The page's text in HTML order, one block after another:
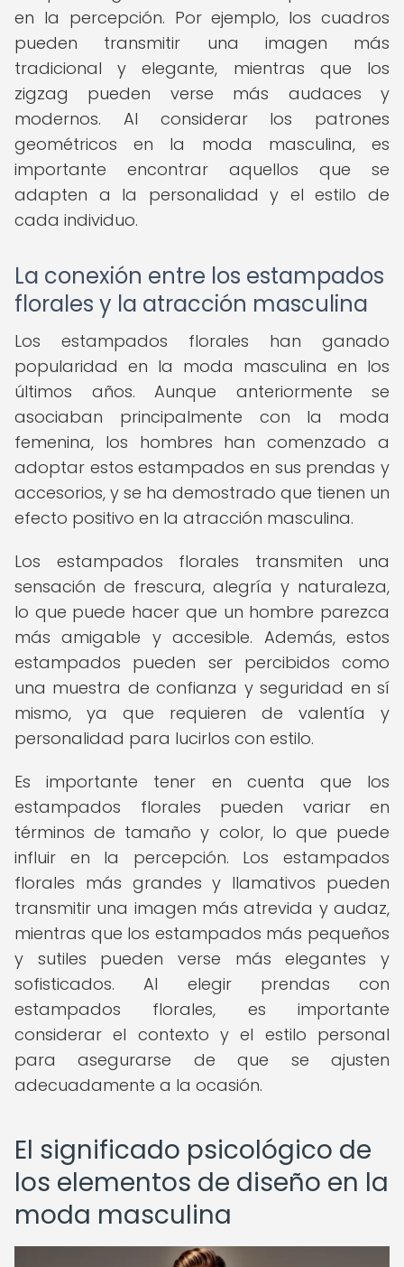
en la percepción. Por ejemplo, los cuadros
pueden transmitir una imagen más
tradicional y elegante, mientras que los
zigzag pueden verse más audaces y
modernos. Al considerar los patrones
geométricos en la moda masculina, es
importante encontrar aquellos que se
adapten a la personalidad y el estilo de
cada individuo.
La conexión entre los estampados
florales y la atracción masculina
Los estampados florales han ganado
popularidad en la moda masculina en los
últimos años. Aunque anteriormente se
asociaban principalmente con la moda
femenina, los hombres han comenzado a
adoptar estos estampados en sus prendas y
accesorios, y se ha demostrado que tienen un
efecto positivo en la atracción masculina.
Los estampados florales transmiten una
sensación de frescura, alegría y naturaleza,
lo que puede hacer que un hombre parezca
más amigable y accesible. Además, estos
estampados pueden ser percibidos como
una muestra de confianza y seguridad en sí
mismo, ya que requieren de valentía y
personalidad para lucirlos con estilo.
Es importante tener en cuenta que los
estampados florales pueden variar en
términos de tamaño y color, lo que puede
influir en la percepción. Los estampados
florales más grandes y llamativos pueden
transmitir una imagen más atrevida y audaz,
mientras que los estampados más pequeños
y sutiles pueden verse más elegantes y
sofisticados. Al elegir prendas con
estampados florales, es importante
considerar el contexto y el estilo personal
para asegurarse de que se ajusten
adecuadamente a la ocasión.
El significado psicológico de
los elementos de diseño en la
moda masculina